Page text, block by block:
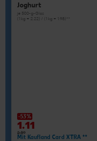
Joghurt
je 500-g-Glas
(1 kg = 2.22) / (1 kg = 1.98)**
-53%
1.11
2.39
Mit Kaufland Card XTRA **